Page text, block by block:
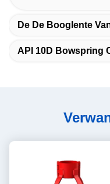
De De Booglente
API 10D Bowspring